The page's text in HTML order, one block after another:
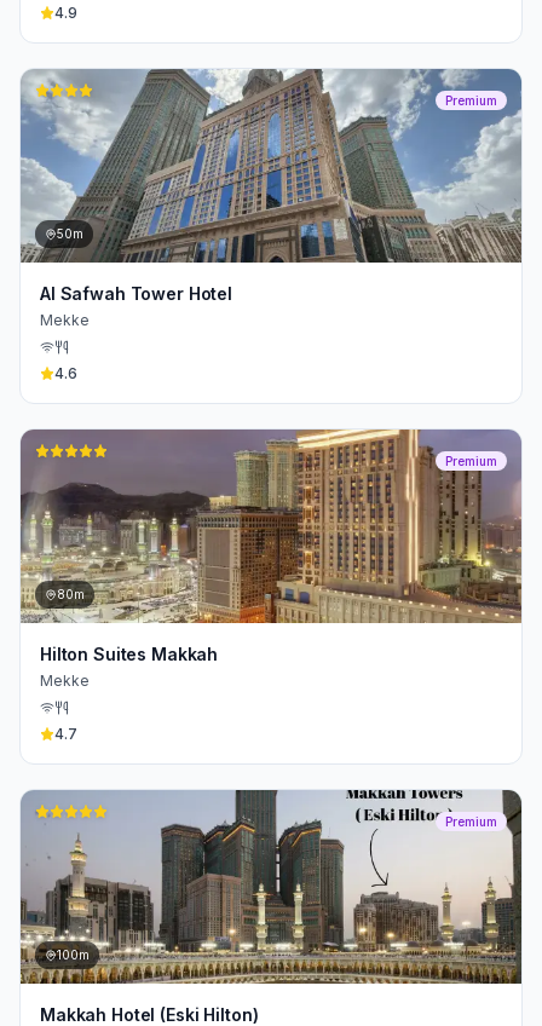
4.9
Premium
50m
Al Safwah Tower Hotel
Mekke
4.6
Premium
80m
Hilton Suites Makkah
Mekke
4.7
Premium
100m
Makkah Hotel (Eski Hilton)